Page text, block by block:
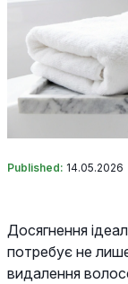
Published: 14.05.2026
Досягнення
потребує не
видалення